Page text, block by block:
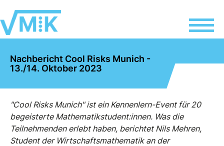
Nachbericht Cool Risks Munich -
13./14. Oktober 2023
"Cool Risks Munich" ist ein Kennenlern-Event für 20
begeisterte Mathematikstudent:innen. Was die
Teilnehmenden erlebt haben, berichtet Nils Mehren,
Student der Wirtschaftsmathematik an der